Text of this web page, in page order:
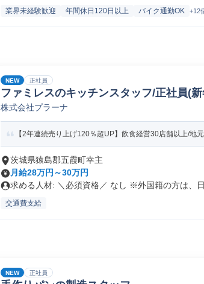
業界未経験歓迎 年間休日120日以上 バイク通勤OK +12
NEW 正社員
ファミレスのキッチンスタッフ/正社員(
株式会社プラーナ
【2年連続売り上げ120％超UP】飲食経営30店舗以上/地
茨城県猿島郡五霞町幸主
月給28万円～30万円
求める人材: ＼必須資格／ なし ※外国籍の方は、日
交通費支給
NEW 正社員